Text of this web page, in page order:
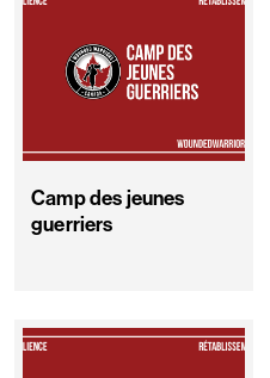
Camp des jeunes
guerriers